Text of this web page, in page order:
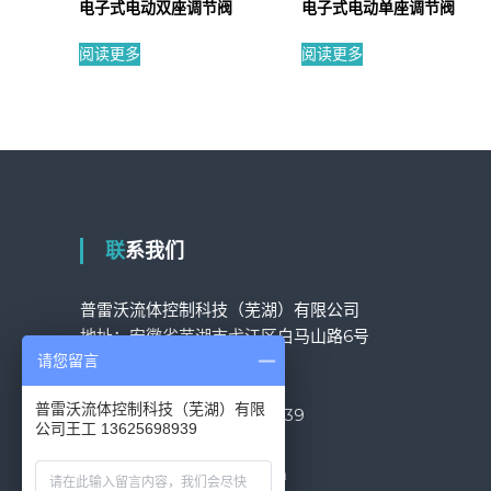
电子式电动双座调节阀
阅读更多
电子式电动单座调节阀
阅读更多
联系我们
普雷沃流体控制科技（芜湖）有限公司
地址：安徽省芜湖市弋江区白马山路6号
固话：
固话：05533801388
网销专员：王工13625698939
Email:yy@pov-valve.com
请您留言
普雷沃流体控制科技（芜湖）有限
公司王工 13625698939